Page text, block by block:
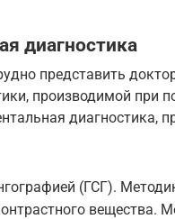
диагностика
представить
производимой при
диагностика,
(ГСГ).
вещества.